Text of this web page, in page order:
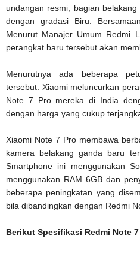
undangan resmi, bagian
dengan gradasi Biru.
Menurut Manajer Umum Redmi
perangkat baru tersebut akan
Menurutnya ada beberapa
tersebut. Xiaomi meluncurkan
Note 7 Pro mereka di India
dengan harga yang cukup
Xiaomi Note 7 Pro membawa
kamera belakang ganda baru
Smartphone ini menggunakan
menggunakan RAM 6GB dan
beberapa peningkatan yang
bila dibandingkan dengan Redmi
Berikut Spesifikasi Redmi Note